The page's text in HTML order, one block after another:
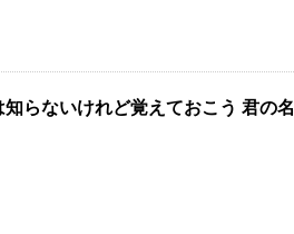
らないけれど覚えておこう 君の名